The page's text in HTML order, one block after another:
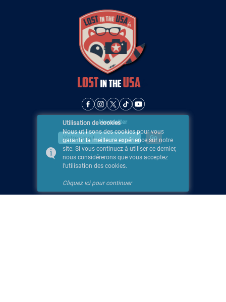
Newsletter
Utilisation de cookies
Nous utilisons des cookies pour vous
garantir la meilleure expérience sur notre
site. Si vous continuez à utiliser ce dernier,
nous considérerons que vous acceptez
l'utilisation des cookies.
Cliquez ici pour continuer